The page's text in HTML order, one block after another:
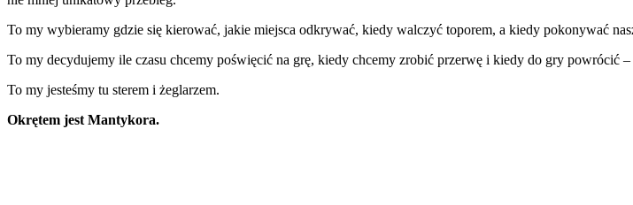
To my wybieramy gdzie się kierować, jakie miejsca odkrywać, kiedy walczyć toporem, a kiedy pokonywać
To my decydujemy ile czasu chcemy poświęcić na grę, kiedy chcemy zrobić przerwę i kiedy do gry powrócić –
To my jesteśmy tu sterem i żeglarzem.
Okrętem jest Mantykora.